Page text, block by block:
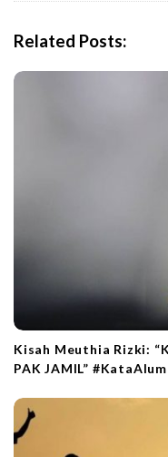
Related Posts:
Kisah Meuthia Rizki:
PAK JAMIL”